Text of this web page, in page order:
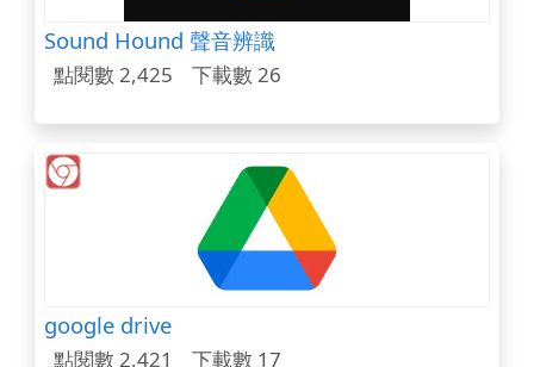
Sound Hound 聲音辨識
點閱數 2,425 下載數 26
google drive
點閱數 2,421 下載數 17